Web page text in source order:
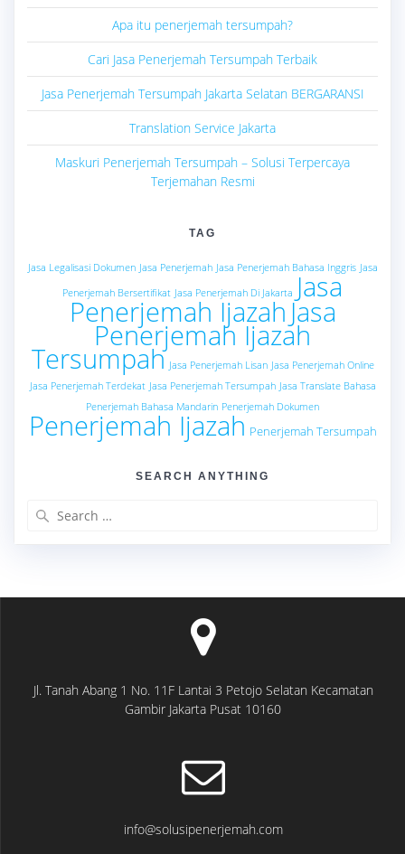
Apa itu penerjemah tersumpah?
Cari Jasa Penerjemah Tersumpah Terbaik
Jasa Penerjemah Tersumpah Jakarta Selatan BERGARANSI
Translation Service Jakarta
Maskuri Penerjemah Tersumpah – Solusi Terpercaya
Terjemahan Resmi
TAG
Jasa Legalisasi Dokumen Jasa Penerjemah Jasa Penerjemah Bahasa Inggris Jasa
Penerjemah Bersertifikat Jasa Penerjemah Di Jakarta Jasa
Penerjemah Ijazah Jasa
Penerjemah Ijazah
Tersumpah Jasa Penerjemah Lisan Jasa Penerjemah Online
Jasa Penerjemah Terdekat Jasa Penerjemah Tersumpah Jasa Translate Bahasa
Penerjemah Bahasa Mandarin Penerjemah Dokumen
Penerjemah Ijazah Penerjemah Tersumpah
SEARCH ANYTHING
Jl. Tanah Abang 1 No. 11F Lantai 3 Petojo Selatan Kecamatan
Gambir Jakarta Pusat 10160
info@solusipenerjemah.com